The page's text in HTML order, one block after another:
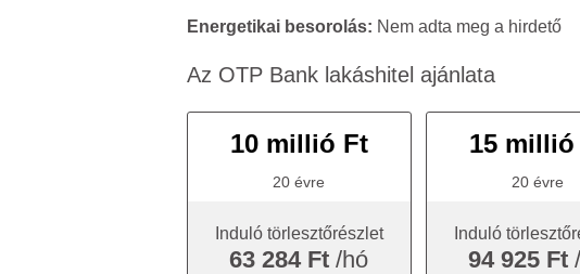
Energetikai besorolás: Nem adta meg a hirdető
Az OTP Bank lakáshitel ajánlata
10 millió Ft
20 évre
Induló törlesztőrészlet
63 284 Ft/hó
15 millió
20 évre
Induló
94 925 Ft